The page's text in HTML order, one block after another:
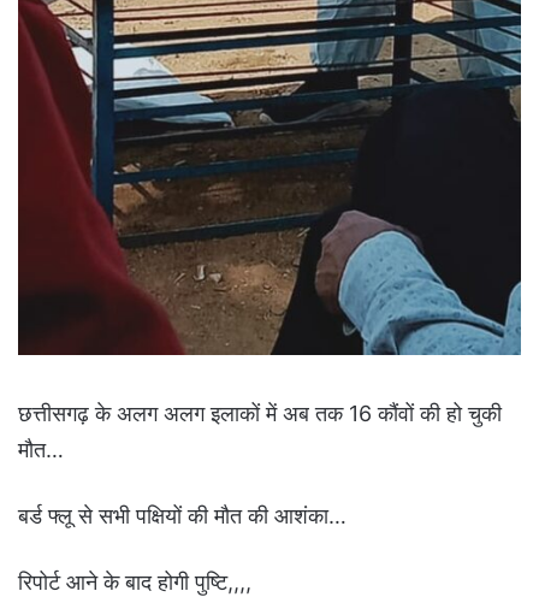
छत्तीसगढ़ के अलग अलग इलाकों में अब तक 16 कौंवों की हो चुकी
मौत…
बर्ड फ्लू से सभी पक्षियों की मौत की आशंका…
रिपोर्ट आने के बाद होगी पुष्टि,,,,